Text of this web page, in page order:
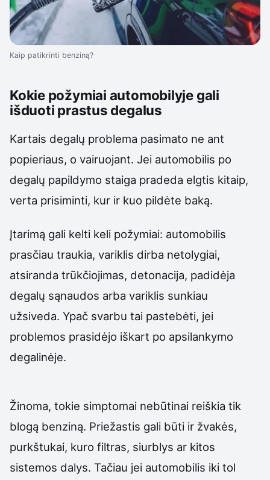
Kaip patikrinti benziną?
Kokie požymiai automobilyje gali
išduoti prastus degalus
Kartais degalų problema pasimato ne ant
popieriaus, o vairuojant. Jei automobilis po
degalų papildymo staiga pradeda elgtis kitaip,
verta prisiminti, kur ir kuo pildėte baką.
Įtarimą gali kelti keli požymiai: automobilis
prasčiau traukia, variklis dirba netolygiai,
atsiranda trūkčiojimas, detonacija, padidėja
degalų sąnaudos arba variklis sunkiau
užsiveda. Ypač svarbu tai pastebėti, jei
problemos prasidėjo iškart po apsilankymo
degalinėje.
Žinoma, tokie simptomai nebūtinai reiškia tik
blogą benziną. Priežastis gali būti ir žvakės,
purkštukai, kuro filtras, siurblys ar kitos
sistemos dalys. Tačiau jei automobilis iki tol